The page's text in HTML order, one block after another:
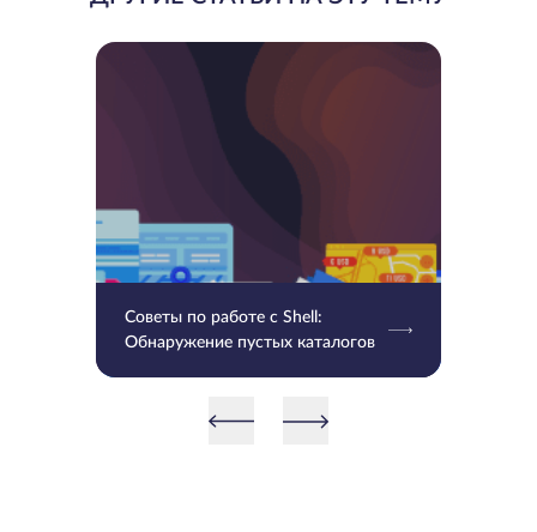
Советы по работе с Shell:
Обнаружение пустых каталогов